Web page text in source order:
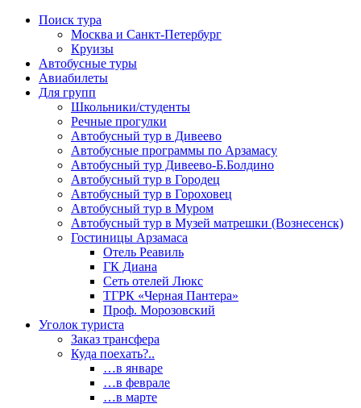
Поиск тура
Москва и Санкт-Петербург
Круизы
Автобусные туры
Авиабилеты
Для групп
Школьники/студенты
Речные прогулки
Автобусный тур в Дивеево
Автобусные программы по Арзамасу
Автобусный тур Дивеево-Б.Болдино
Автобусный тур в Городец
Автобусный тур в Гороховец
Автобусный тур в Муром
Автобусный тур в Музей матрешки (Вознесенск)
Гостиницы Арзамаса
Отель Реавиль
ГК Диана
Сеть отелей Люкс
ТГРК «Черная Пантера»
Проф. Морозовский
Уголок туриста
Заказ трансфера
Куда поехать?..
…в январе
…в феврале
…в марте